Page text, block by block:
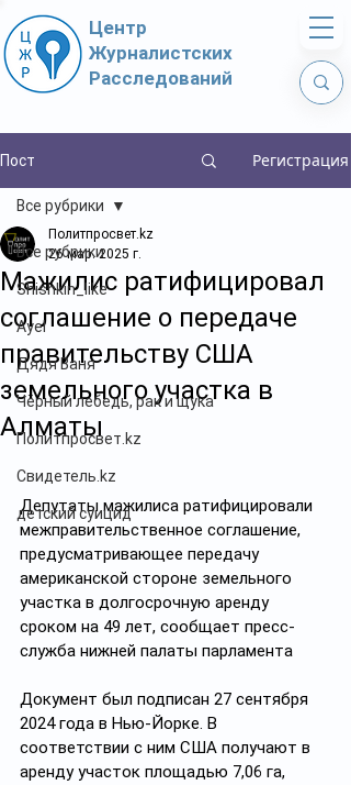
Центр
Журналистских
Расследований
Пост Регистрация
Все рубрики
Shishkin_like
Ayel
Дядя Ваня
Чёрный лебедь, рак и щука
Политпросвет.kz
Свидетель.kz
детский суицид
Все рубрики
Мажилис ратифицировал
соглашение о передаче
правительству США
земельного участка в
Алматы
Политпросвет.kz
26 мар. 2025 г.
Депутаты мажилиса ратифицировали
межправительственное соглашение,
предусматривающее передачу
американской стороне земельного
участка в долгосрочную аренду
сроком на 49 лет, сообщает пресс-
служба нижней палаты парламента
Документ был подписан 27 сентября
2024 года в Нью-Йорке. В
соответствии с ним США получают в
аренду участок площадью 7,06 га,